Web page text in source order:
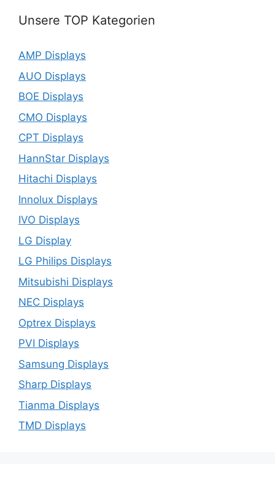
Unsere TOP Kategorien
AMP Displays
AUO Displays
BOE Displays
CMO Displays
CPT Displays
HannStar Displays
Hitachi Displays
Innolux Displays
IVO Displays
LG Display
LG Philips Displays
Mitsubishi Displays
NEC Displays
Optrex Displays
PVI Displays
Samsung Displays
Sharp Displays
Tianma Displays
TMD Displays